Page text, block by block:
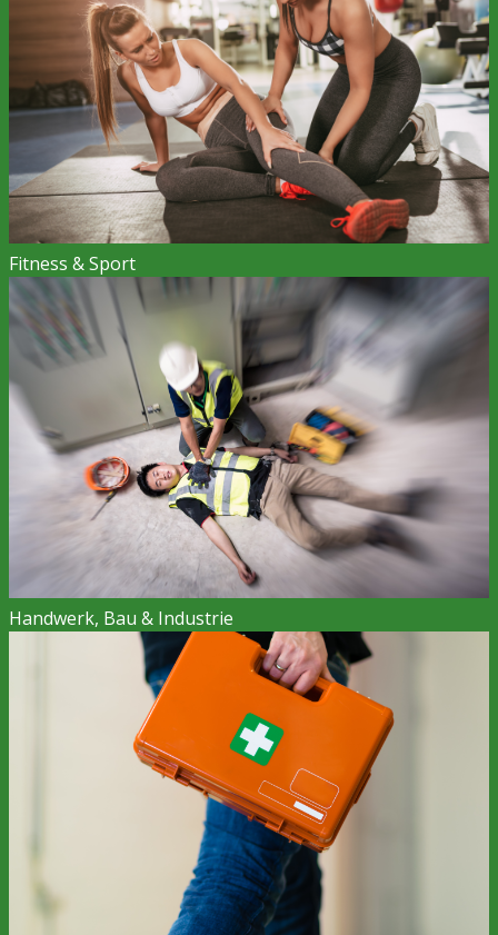
Fitness & Sport
Handwerk, Bau & Industrie